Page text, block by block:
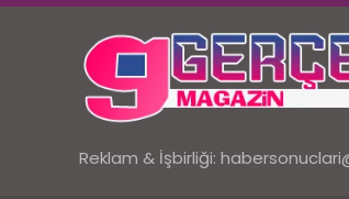
Reklam & İşbirliği: